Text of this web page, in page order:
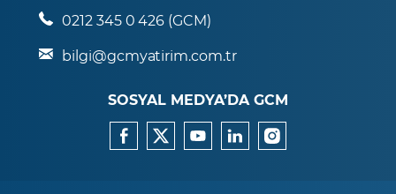
0212 345 0 426 (GCM)
bilgi@gcmyatirim.com.tr
SOSYAL MEDYA’DA GCM